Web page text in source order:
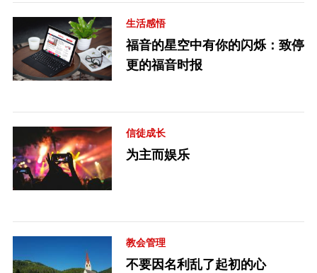
生活感悟
福音的星空中有你的闪烁：致停
更的福音时报
信徒成长
为主而娱乐
教会管理
不要因名利乱了起初的心